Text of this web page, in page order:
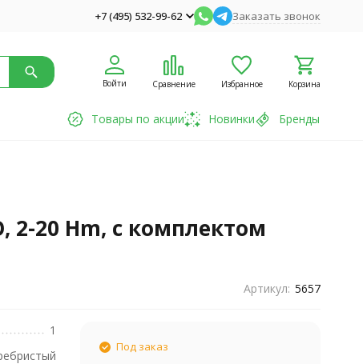
+7 (495) 532-99-62 Заказать звонок
Войти Сравнение Избранное Корзина
Товары по акции Новинки Бренды
2-20 Hm, с комплектом
Артикул: 5657
1
Под заказ